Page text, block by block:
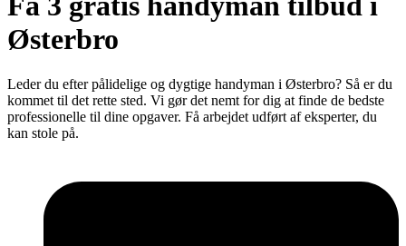
Østerbro
Leder du efter pålidelige og dygtige handyman i Østerbro? Så er du
kommet til det rette sted. Vi gør det nemt for dig at finde de bedste
professionelle til dine opgaver. Få arbejdet udført af eksperter, du
kan stole på.